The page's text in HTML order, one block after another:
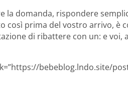
la domanda, rispondere
così prima del vostro arrivo, è
di ribattere con un: e voi,
bebeblog.lndo.site/